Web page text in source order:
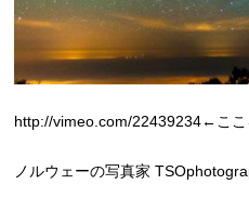
http://vimeo.com/22439234←ここ
ノルウェーの写真家